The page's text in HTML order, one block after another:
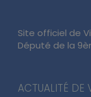
Site officiel de
Député de la
ACTUALITÉ DE